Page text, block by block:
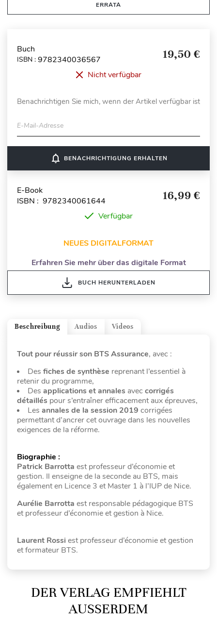
ERRATA
Buch
ISBN : 9782340036567 19,50 €
Nicht verfügbar
Benachrichtigen Sie mich, wenn der Artikel verfügbar ist
E-Mail-Adresse
notifications_none BENACHRICHTIGUNG ERHALTEN
E-Book
ISBN : 9782340061644
16,99 €
Verfügbar
NEUES DIGITALFORMAT
Erfahren Sie mehr über das digitale Format
BUCH HERUNTERLADEN
Videos
Audios
Beschreibung
Tout pour réussir son BTS Assurance, avec :
Des fiches de synthèse reprenant l’essentiel à
retenir du programme,
Des applications et annales aveccorrigés
détaillés pour s’entraîner efficacement aux épreuves,
Les annales de la session 2019 corrigées
permettant d’ancrer cet ouvrage dans les nouvelles
exigences de la réforme.
Biographie :
Patrick Barrotta est professeur d’économie et
gestion. Il enseigne de la seconde au BTS, mais
également en Licence 3 et Master 1 à l’IUP de Nice.
Aurélie Barrotta est responsable pédagogique BTS
et professeur d’économie et gestion à Nice.
Laurent Rossi est professeur d’économie et gestion
et formateur BTS.
DER VERLAG EMPFIEHLT
AUSSERDEM